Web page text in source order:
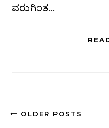
ವರುಗಿಂತ…
OLDER POSTS